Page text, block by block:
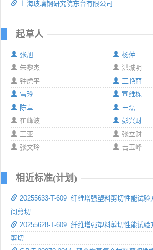
上海玻璃钢研究院东台有限公司
起草人
张旭
杨萍
朱黎杰
洪城明
钟虎平
王艳丽
雷玲
宣维栋
陈卓
王磊
崔峰波
彭兴财
王亚
张立财
张文玲
吉玉峰
相近标准(计划)
20255633-T-609 纤维增强塑料剪切性能试
间剪切
20255628-T-609 纤维增强塑料剪切性能试
剪切